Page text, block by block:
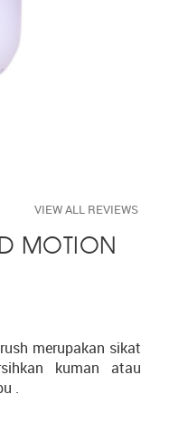
MOTION
merupakan sikat
kuman atau
.
VIEW ALL REVIEWS